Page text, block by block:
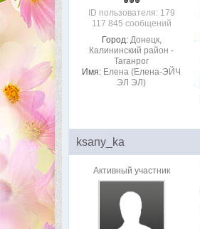
ID пользователя: 179
117 845 сообщений
Город: Донецк,
Калининский район -
Таганрог
Имя: Елена (Елена-ЭЙЧ
ЭЛ ЭЛ)
ksany_ka
Активный участник